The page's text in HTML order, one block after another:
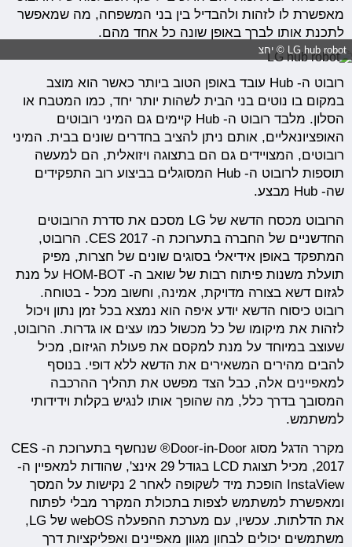
מאפשרת לו לזהות ולהבדיל בין בני המשפחה, מה שמאפשר
לתכנת אותו לברך באופן שונה כל אחד מהם.
LG hub robot © יחצ
רובוט ה- Hub עובד באופן הטוב ביותר כאשר הוא מוצב
במקום בו נוטים בני הבית לשהות יותר יחד, כמו המטבח או
הסלון. מלבד רובוט ה- Hub קיימים גם המיני רובוטים
האופציונאליים, אותם ניתן להציב בחדרים שונים בבית. המיני
רובוטים, המצויידים גם הם בתצוגה ויזואלית, הם למעשה
תוספות לרובוט ה- Hub המסוגלים בביצוע רוב התפקידים
שה- Hub מבצע.
הרובוט מכסח הדשא של LG מסכם את סדרת הרובוטים
החדשניים של החברה בתערוכת ה- 2017 CES. הרובוט,
המתפקד באופן אידיאלי בסוגים שונים של חצרות, מפיק
תועלת משנות פיתוח רבות של שואב ה- HOM-BOT על מנת
לגזום דשא בצורה מדויקת, אמינה, וחשוב מכל - בטוחה.
רובוט כיסוח הדשא יודע איפה הוא נמצא בכל זמן נתון ויכול
לזהות את מיקומו של כל מכשול כמו עצים או גדרות. הרובוט,
שעוצב במיוחד על מנת למקסם את פעולת הגיזום, מכיל
להבים מהירים המשאירים את הדשא ללא דופי. בנוסף
למאפיינים אלה, כבל הצד מפשט את תהליך ההרכבה
המסובך בדרך כלל, מה שהופך אותו לנגיש בקלות וידידותי
למשתמש.
מקרר הדגל מסוג Door-in-Door® שנחשף בתערוכת ה- CES
2017, מכיל תצוגת LCD בגודל 29 אינצ', שהודות למאפיין ה-
InstaView הופכת מיד לשקופה לאחר 2 נקישות על המסך
ומאפשרת למשתמש לצפות בתכולת המקרר מבלי לפתוח
את הדלתות. עכשיו, עם מערכת ההפעלה webOS של LG,
משתמשים יכולים לבחון מגוון מאפיינים ואפליקציות דרך